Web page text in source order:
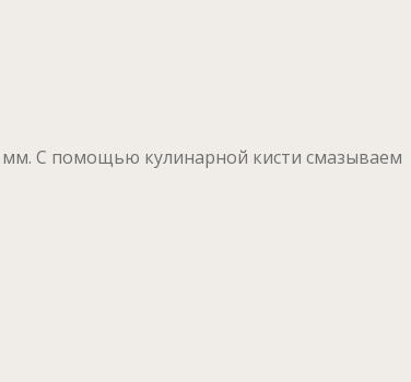
С помощью кулинарной кисти смазываем